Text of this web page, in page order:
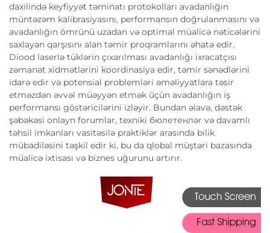
daxilində keyfiyyət təminatı protokolları avadanlığın
müntəzəm kalibrasiyasını, performansın doğrulanmasını və
avadanlığın ömrünü uzadan və optimal müalicə nəticələrini
saxlayan qarşısını alan təmir proqramlarını əhatə edir.
Diood laserlə tüklərin çıxarılması avadanlığı ixracatçısı
zəmanət xidmətlərini koordinasiya edir, təmir sənədlərini
idarə edir və potensial problemləri əməliyyatlara təsir
etməzdən əvvəl müəyyən etmək üçün avadanlığın iş
performansı göstəricilərini izləyir. Bundan əlavə, dəstək
şəbəkəsi onlayn forumlar, texniki бюлетенлər və davamlı
təhsil imkanları vasitəsilə praktiklər arasında bilik
mübadiləsini təşkil edir ki, bu da qlobal müştəri bazasında
müalicə ixtisası və biznes uğurunu artırır.